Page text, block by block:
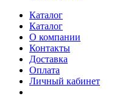
Каталог
Каталог
О компании
Контакты
Доставка
Оплата
Личный кабинет